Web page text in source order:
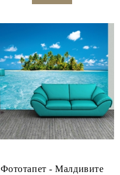
Фототапет - Малдивите